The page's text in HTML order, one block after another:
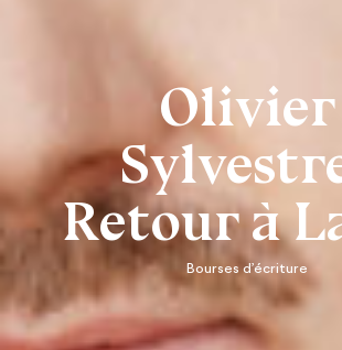
Olivier
Retour à
Bourses d’écriture